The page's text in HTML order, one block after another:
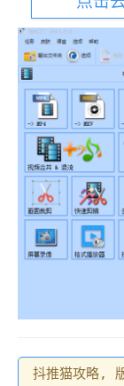
抖推猫攻略,